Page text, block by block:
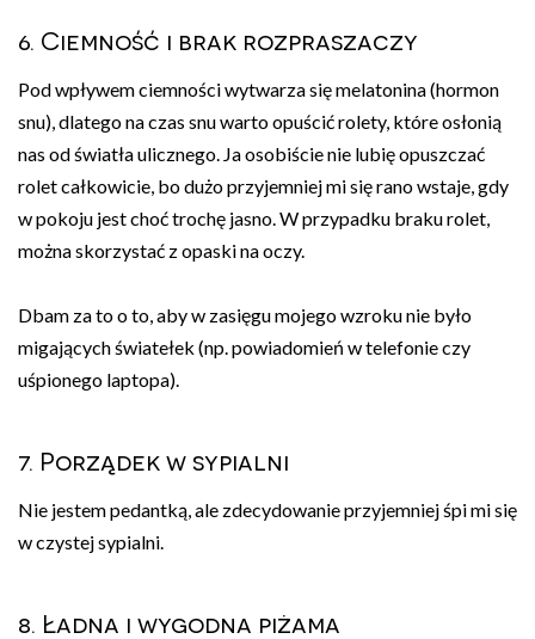
6. Ciemność i brak rozpraszaczy
Pod wpływem ciemności wytwarza się melatonina (hormon
snu), dlatego na czas snu warto opuścić rolety, które osłonią
nas od światła ulicznego. Ja osobiście nie lubię opuszczać
rolet całkowicie, bo dużo przyjemniej mi się rano wstaje, gdy
w pokoju jest choć trochę jasno. W przypadku braku rolet,
można skorzystać z opaski na oczy.
Dbam za to o to, aby w zasięgu mojego wzroku nie było
migających światełek (np. powiadomień w telefonie czy
uśpionego laptopa).
7. Porządek w sypialni
Nie jestem pedantką, ale zdecydowanie przyjemniej śpi mi się
w czystej sypialni.
8. Ładna i wygodna piżama